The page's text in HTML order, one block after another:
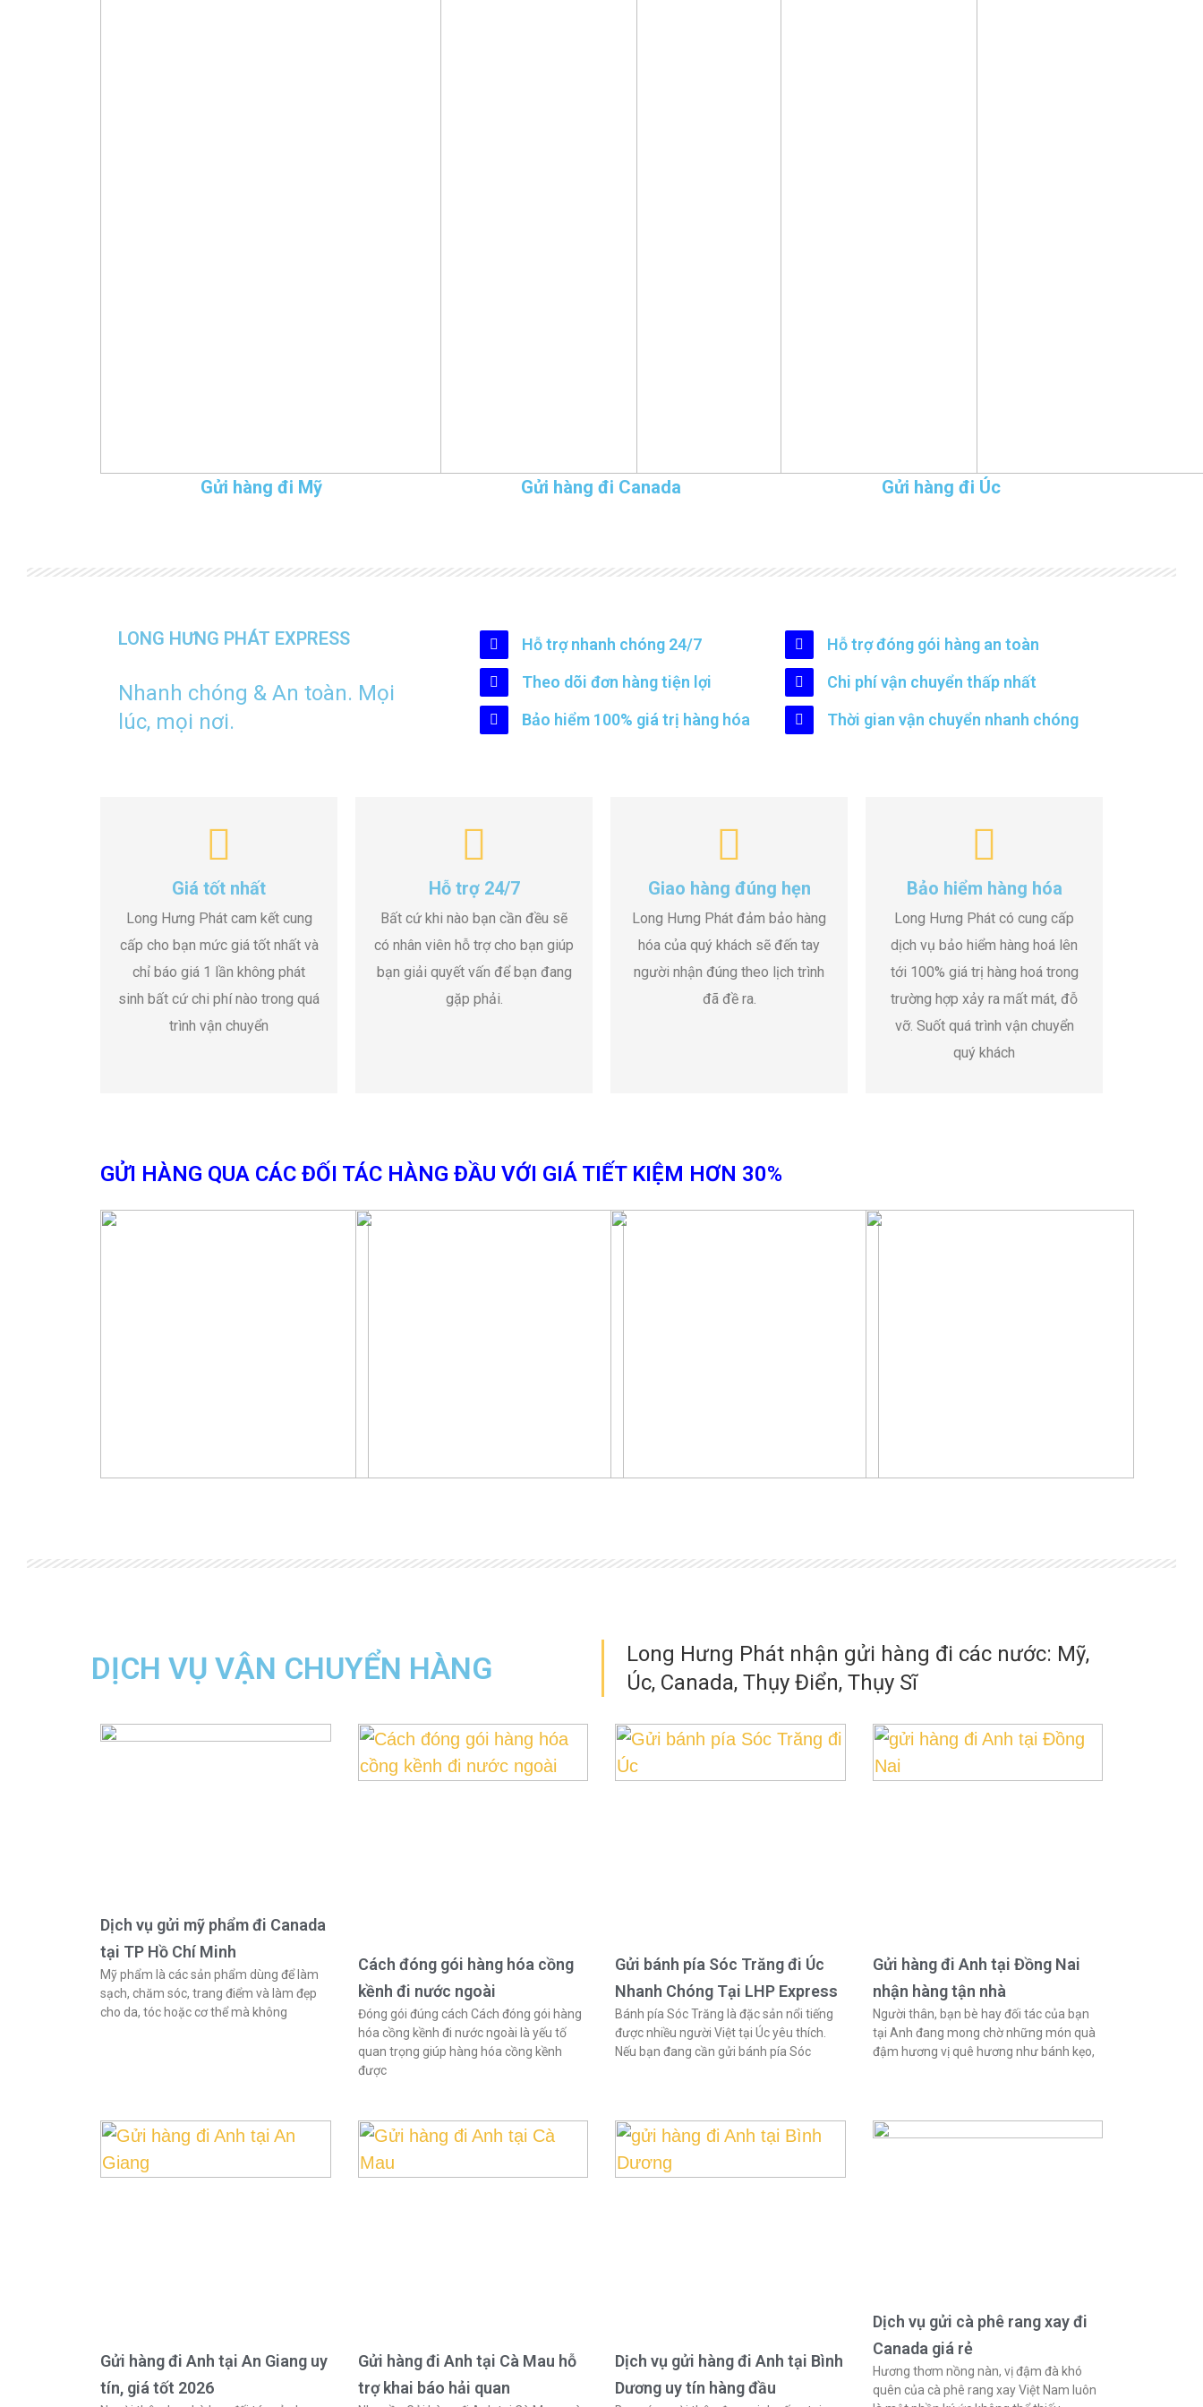
Gửi hàng đi Mỹ Gửi hàng đi Canada Gửi hàng đi Úc
LONG HƯNG PHÁT EXPRESS
Nhanh chóng & An toàn. Mọi
lúc, mọi nơi.
Hỗ trợ nhanh chóng 24/7
Hỗ trợ đóng gói hàng an toàn
Theo dõi đơn hàng tiện lợi
Chi phí vận chuyển thấp nhất
Bảo hiểm 100% giá trị hàng hóa
Thời gian vận chuyển nhanh chóng
Giá tốt nhất
Long Hưng Phát cam kết cung
cấp cho bạn mức giá tốt nhất và
chỉ báo giá 1 lần không phát
sinh bất cứ chi phí nào trong quá
trình vận chuyển
Hỗ trợ 24/7
Bất cứ khi nào bạn cần đều sẽ
có nhân viên hỗ trợ cho bạn giúp
bạn giải quyết vấn để bạn đang
gặp phải.
Giao hàng đúng hẹn
Long Hưng Phát đảm bảo hàng
hóa của quý khách sẽ đến tay
người nhận đúng theo lịch trình
đã đề ra.
Bảo hiểm hàng hóa
Long Hưng Phát có cung cấp
dịch vụ bảo hiểm hàng hoá lên
tới 100% giá trị hàng hoá trong
trường hợp xảy ra mất mát, đỗ
vỡ. Suốt quá trình vận chuyển
quý khách
GỬI HÀNG QUA CÁC ĐỐI TÁC HÀNG ĐẦU VỚI GIÁ TIẾT KIỆM HƠN 30%
DỊCH VỤ VẬN CHUYỂN HÀNG
Long Hưng Phát nhận gửi hàng đi các nước: Mỹ,
Úc, Canada, Thụy Điển, Thụy Sĩ
Dịch vụ gửi mỹ phẩm đi Canada
tại TP Hồ Chí Minh
Mỹ phẩm là các sản phẩm dùng để làm
sạch, chăm sóc, trang điểm và làm đẹp
cho da, tóc hoặc cơ thể mà không
Cách đóng gói hàng hóa cồng
kềnh đi nước ngoài
Đóng gói đúng cách Cách đóng gói hàng
hóa cồng kềnh đi nước ngoài là yếu tố
quan trọng giúp hàng hóa cồng kềnh
được
Gửi bánh pía Sóc Trăng đi Úc
Nhanh Chóng Tại LHP Express
Bánh pía Sóc Trăng là đặc sản nổi tiếng
được nhiều người Việt tại Úc yêu thích.
Nếu bạn đang cần gửi bánh pía Sóc
Gửi hàng đi Anh tại Đồng Nai
nhận hàng tận nhà
Người thân, bạn bè hay đối tác của bạn
tại Anh đang mong chờ những món quà
đậm hương vị quê hương như bánh kẹo,
Gửi hàng đi Anh tại An Giang uy
tín, giá tốt 2026
Gửi hàng đi Anh tại Cà Mau hỗ
trợ khai báo hải quan
Dịch vụ gửi hàng đi Anh tại Bình
Dương uy tín hàng đầu
Dịch vụ gửi cà phê rang xay đi
Canada giá rẻ
Hương thơm nồng nàn, vị đậm đà khó
quên của cà phê rang xay Việt Nam luôn